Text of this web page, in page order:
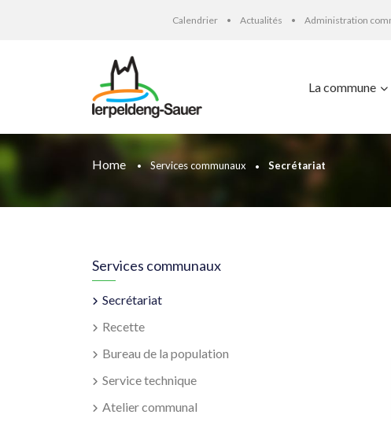
Calendrier Actualités Administration
La commune
Home Services communaux Secrétariat
Services communaux
Secrétariat
Recette
Bureau de la population
Service technique
Atelier communal